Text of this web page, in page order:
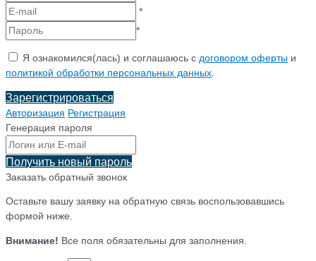
*
*
Я ознакомился(лась) и соглашаюсь с договором оферты и
политикой обработки персональных данных.
Зарегистрироваться
Авторизация Регистрация
Генерация пароля
Получить новый пароль
Заказать обратный звонок
Оставьте вашу заявку на обратную связь воспользовавшись
формой ниже.
Внимание! Все поля обязательны для заполнения.